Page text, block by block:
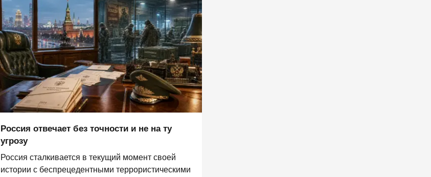
Россия отвечает без точности и не на ту
угрозу
Россия сталкивается в текущий момент своей
истории с беспрецедентными террористическими